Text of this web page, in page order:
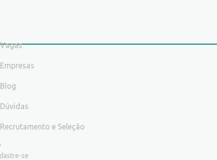
Vagas
Empresas
Blog
Dúvidas
Recrutamento e Seleção
se